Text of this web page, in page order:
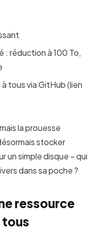
: réduction à 100 To,
tous via GitHub (lien
la prouesse
stocker
un simple disque – qui
dans sa poche ?
ressource
tous